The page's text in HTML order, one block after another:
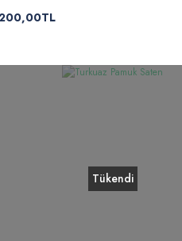
Tükendi